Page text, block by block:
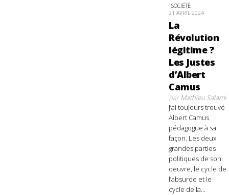
SOCIÉTÉ
21 AVRIL 2024
La
Révolution
légitime ?
Les Justes
d’Albert
Camus
parMathieu Salami
J’ai toujours trouvé
Albert Camus
pédagogue à sa
façon. Les deux
grandes parties
politiques de son
oeuvre, le cycle de
l’absurde et le
cycle de la...